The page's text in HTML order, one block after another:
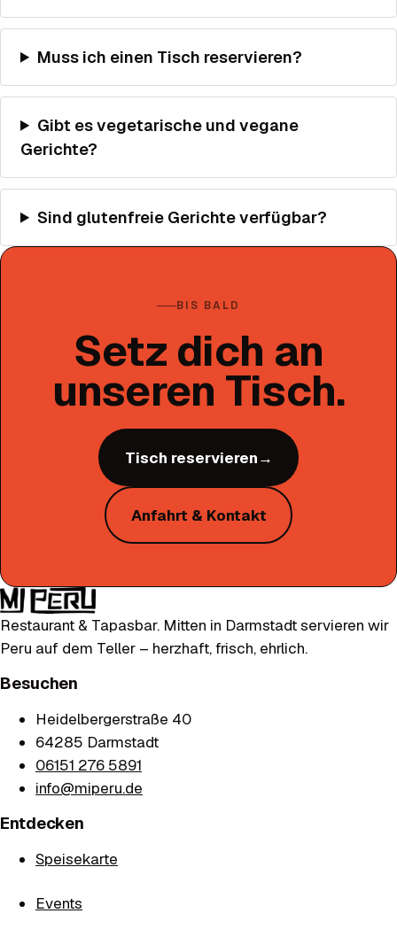
Muss ich einen Tisch reservieren?
Gibt es vegetarische und vegane
Gerichte?
Sind glutenfreie Gerichte verfügbar?
BIS BALD
Setz dich an
unseren Tisch.
Tisch reservieren→
Anfahrt & Kontakt
Restaurant & Tapasbar. Mitten in Darmstadt servieren wir
Peru auf dem Teller – herzhaft, frisch, ehrlich.
Besuchen
Heidelbergerstraße 40
64285 Darmstadt
06151 276 5891
info@miperu.de
Entdecken
Speisekarte
Events